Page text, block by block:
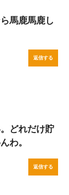
馬鹿馬鹿し
返信する
どれだけ貯
わ。
返信する